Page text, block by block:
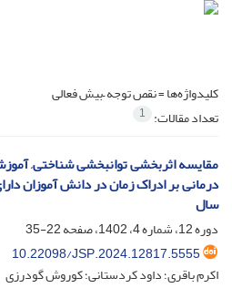
کلیدواژه‌ها =نقص توجه –بیش فعالی
تعداد مقالات: 1
مقایسه اثربخشی توانبخشی شناختی,
سال
دوره 12، شماره 4، 1402، صفحه
22-35
10.22098/JSP.2024.12817.5555
اکرم باقری؛ داود کردستانی؛ کوروش گودرزی